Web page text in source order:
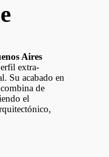
Aires
extra-
Su acabado en
de
el